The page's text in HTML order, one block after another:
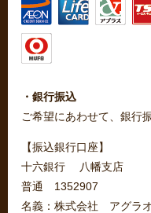
・銀行振込
ご希望にあわせて、銀行
【振込銀行口座】
十六銀行 八幡支店
普通 1352907
名義：株式会社 アグラ